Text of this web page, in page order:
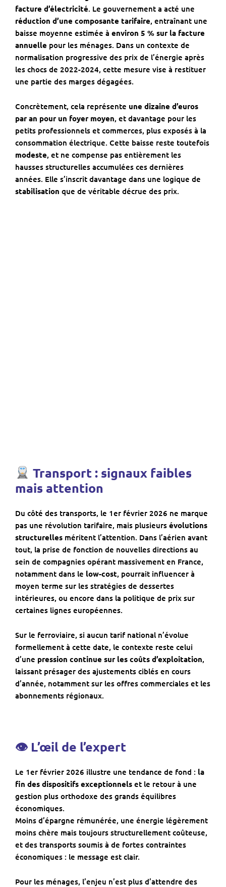
facture d’électricité. Le gouvernement a acté une
réduction d’une composante tarifaire, entraînant une
baisse moyenne estimée à environ 5 % sur la facture
annuelle pour les ménages. Dans un contexte de
normalisation progressive des prix de l’énergie après
les chocs de 2022-2024, cette mesure vise à restituer
une partie des marges dégagées.
Concrètement, cela représente une dizaine d’euros
par an pour un foyer moyen, et davantage pour les
petits professionnels et commerces, plus exposés à la
consommation électrique. Cette baisse reste toutefois
modeste, et ne compense pas entièrement les
hausses structurelles accumulées ces dernières
années. Elle s’inscrit davantage dans une logique de
stabilisation que de véritable décrue des prix.
Transport : signaux faibles
mais attention
Du côté des transports, le 1er février 2026 ne marque
pas une révolution tarifaire, mais plusieurs évolutions
structurelles méritent l’attention. Dans l’aérien avant
tout, la prise de fonction de nouvelles directions au
sein de compagnies opérant massivement en France,
notamment dans le low-cost, pourrait influencer à
moyen terme sur les stratégies de dessertes
intérieures, ou encore dans la politique de prix sur
certaines lignes européennes.
Sur le ferroviaire, si aucun tarif national n’évolue
formellement à cette date, le contexte reste celui
d’une pression continue sur les coûts d’exploitation,
laissant présager des ajustements ciblés en cours
d’année, notamment sur les offres commerciales et les
abonnements régionaux.
👁 L’œil de l’expert
Le 1er février 2026 illustre une tendance de fond : la
fin des dispositifs exceptionnels et le retour à une
gestion plus orthodoxe des grands équilibres
économiques.
Moins d’épargne rémunérée, une énergie légèrement
moins chère mais toujours structurellement coûteuse,
et des transports soumis à de fortes contraintes
économiques : le message est clair.
Pour les ménages, l’enjeu n’est plus d’attendre des